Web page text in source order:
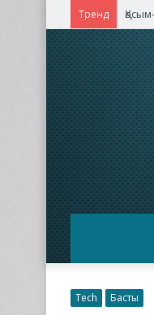
Тренд
Tech Басты